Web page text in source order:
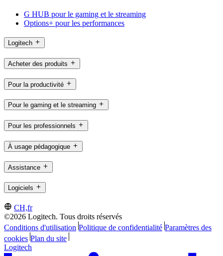
G HUB pour le gaming et le streaming
Options+ pour les performances
Logitech
Acheter des produits
Pour la productivité
Pour le gaming et le streaming
Pour les professionnels
À usage pédagogique
Assistance
Logiciels
CH,fr
©2026 Logitech. Tous droits réservés
Conditions d'utilisation Politique de confidentialité Paramètres des
cookies Plan du site
Logitech